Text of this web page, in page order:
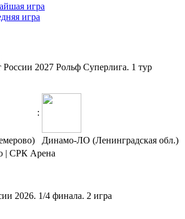
игра
игра
2027 Рольф Суперлига. 1 тур
:
Динамо-ЛО (Ленинградская обл.)
| СРК Арена
2026. 1/4 финала. 2 игра